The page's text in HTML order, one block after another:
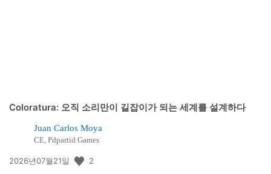
Coloratura: 오직 소리만이 길잡이가 되는 세계를 설계하다
Juan Carlos Moya
CE, Pdpartid Games
공
2026년07월21일 2